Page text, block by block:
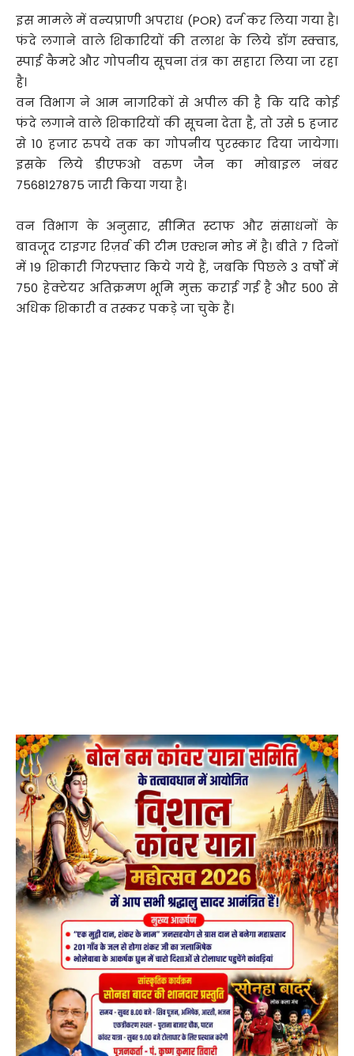
इस मामले में वन्यप्राणी अपराध (POR) दर्ज कर लिया गया है।
फंदे लगाने वाले शिकारियों की तलाश के लिये डॉग स्क्वाड,
स्पाई कैमरे और गोपनीय सूचना तंत्र का सहारा लिया जा रहा
है।
वन विभाग ने आम नागरिकों से अपील की है कि यदि कोई
फंदे लगाने वाले शिकारियों की सूचना देता है, तो उसे 5 हजार
से 10 हजार रुपये तक का गोपनीय पुरस्कार दिया जायेगा।
इसके लिये डीएफओ वरुण जैन का मोबाइल नंबर
7568127875 जारी किया गया है।
वन विभाग के अनुसार, सीमित स्टाफ और संसाधनों के
बावजूद टाइगर रिज़र्व की टीम एक्शन मोड में है। बीते 7 दिनों
में 19 शिकारी गिरफ्तार किये गये हैं, जबकि पिछले 3 वर्षों में
750 हेक्टेयर अतिक्रमण भूमि मुक्त कराई गई है और 500 से
अधिक शिकारी व तस्कर पकड़े जा चुके हैं।